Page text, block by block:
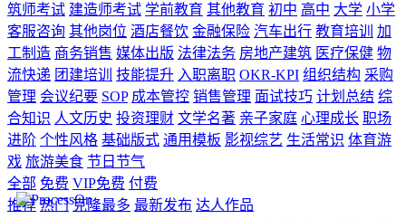
筑师考试 建造师考试 学前教育 其他教育 初中 高中 大学 小学
客服咨询 其他岗位 酒店餐饮 金融保险 汽车出行 教育培训
加
工制造 商务销售 媒体出版 法律法务 房地产建筑 医疗保健 物
流快递 团建培训 技能提升 入职离职 OKR-KPI 组织结构 采购
管理 会议纪要 SOP 成本管控 销售管理 面试技巧 计划总结 综
合知识 人文历史 投资理财 文学名著 亲子家庭 心理成长 职场
进阶 个性风格 基础版式 通用模板 影视综艺 生活常识 体育游
戏 旅游美食 节日节气
全部 免费 VIP免费 付费
推荐 热门 克隆最多 最新发布 达人作品